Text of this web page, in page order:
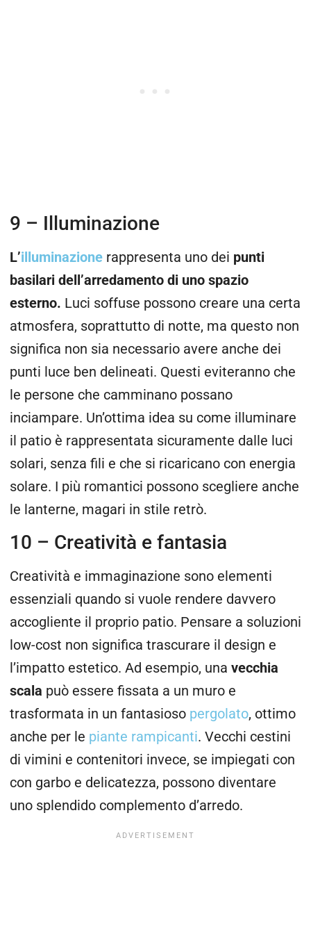
9 – Illuminazione
L’illuminazione rappresenta uno dei punti
basilari dell’arredamento di uno spazio
esterno. Luci soffuse possono creare una certa
atmosfera, soprattutto di notte, ma questo non
significa non sia necessario avere anche dei
punti luce ben delineati. Questi eviteranno che
le persone che camminano possano
inciampare. Un’ottima idea su come illuminare
il patio è rappresentata sicuramente dalle luci
solari, senza fili e che si ricaricano con energia
solare. I più romantici possono scegliere anche
le lanterne, magari in stile retrò.
10 – Creatività e fantasia
Creatività e immaginazione sono elementi
essenziali quando si vuole rendere davvero
accogliente il proprio patio. Pensare a soluzioni
low-cost non significa trascurare il design e
l’impatto estetico. Ad esempio, una vecchia
scala può essere fissata a un muro e
trasformata in un fantasioso pergolato, ottimo
anche per le piante rampicanti. Vecchi cestini
di vimini e contenitori invece, se impiegati con
con garbo e delicatezza, possono diventare
uno splendido complemento d’arredo.